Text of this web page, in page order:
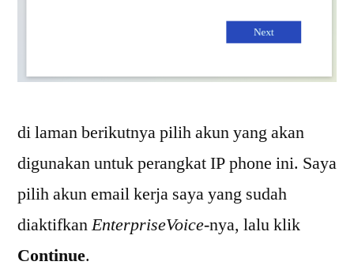
di laman berikutnya pilih akun yang akan
digunakan untuk perangkat IP phone ini. Saya
pilih akun email kerja saya yang sudah
diaktifkanEnterpriseVoice-nya, lalu klik
Continue.